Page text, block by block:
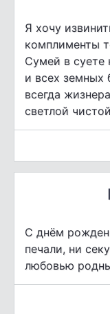
Я хочу
комплименты
Сумей в суете
и всех земных
всегда
светлой
С днём
печали, ни
любовью